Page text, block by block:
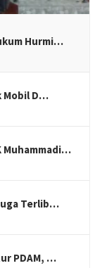
Hurmi…
Mobil D…
Muhammadi…
Terlib…
PDAM, …